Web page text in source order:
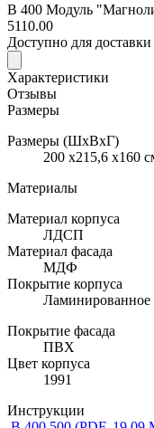
В 400 Модуль
5110.00
Доступно для доставки
Характеристики
Отзывы
Размеры
Размеры (ШхВхГ)
200 x215,6 x160
Материалы
Материал корпуса
ЛДСП
Материал фасада
МДФ
Покрытие корпуса
Ламинированное
Покрытие фасада
ПВХ
Цвет корпуса
1991
Инструкции